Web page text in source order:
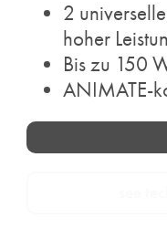
2
hoher
Bis zu 150
ANIMATE-